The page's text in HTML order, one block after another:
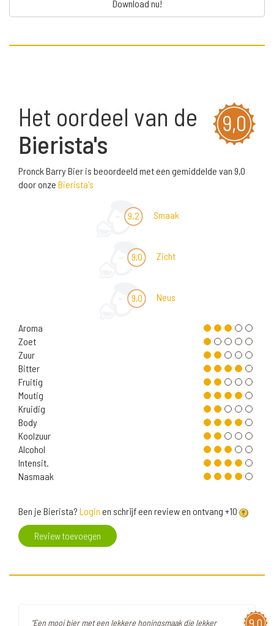
Download nu!
9,0
Het oordeel van de
Bierista's
Pronck Barry Bier is beoordeeld met een gemiddelde van 9,0
door onze Bierista's
9,2 Smaak
9,0 Zicht
9,0 Neus
Aroma
Zoet
Zuur
Bitter
Fruitig
Moutig
Kruidig
Body
Koolzuur
Alcohol
Intensit.
Nasmaak
Ben je Bierista? Login en schrijf een review en ontvang +10
Review toevoegen
9,0
"Een mooi bier met een lekkere honingsmaak die lekker